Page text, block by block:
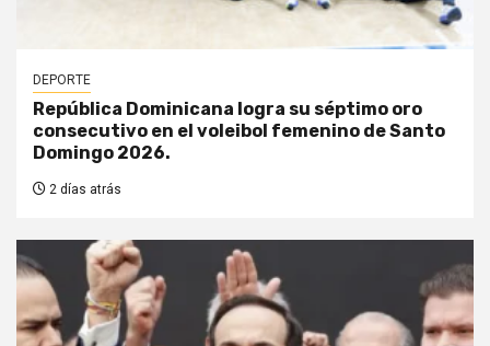
DEPORTE
República Dominicana logra su séptimo oro
consecutivo en el voleibol femenino de Santo
Domingo 2026.
2 días atrás